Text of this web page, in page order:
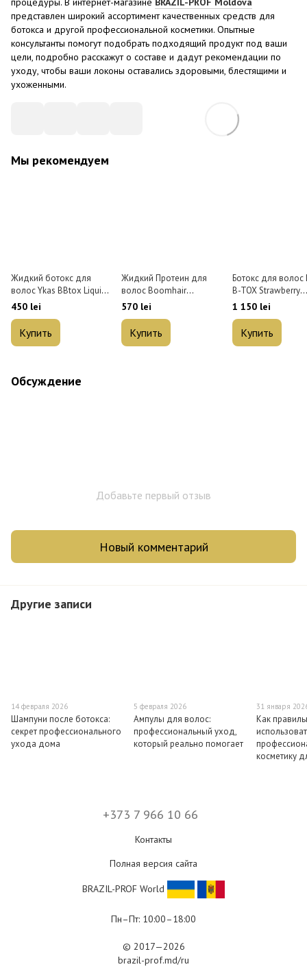
представлен широкий ассортимент качественных средств для
ботокса и другой профессиональной косметики. Опытные
консультанты помогут подобрать подходящий продукт под ваши
цели, подробно расскажут о составе и дадут рекомендации по
уходу, чтобы ваши локоны оставались здоровыми, блестящими и
ухоженными.
Мы рекомендуем
Жидкий ботокс для
волос Ykas BBtox Liquid
250 мл
450 lei
Купить
Жидкий Протеин для
волос Boomhair
Professional Liquid
570 lei
Купить
Ботокс для волос
B-TOX Strawberry
Mandioca 1 кг
1 150 lei
Купить
Обсуждение
Добавьте первый отзыв
Новый комментарий
Другие записи
14 февраля 2026
Шампуни после ботокса:
секрет профессионального
ухода дома
5 февраля 2026
Ампулы для волос:
профессиональный уход,
который реально помогает
31 января
Как
косметику
+373 7 966 10 66
Контакты
Полная версия сайта
BRAZIL-PROF World
Пн–Пт: 10:00–18:00
© 2017—2026
brazil-prof.md/ru